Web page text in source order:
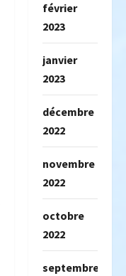
février
2023
janvier
2023
décembre
2022
novembre
2022
octobre
2022
septembre